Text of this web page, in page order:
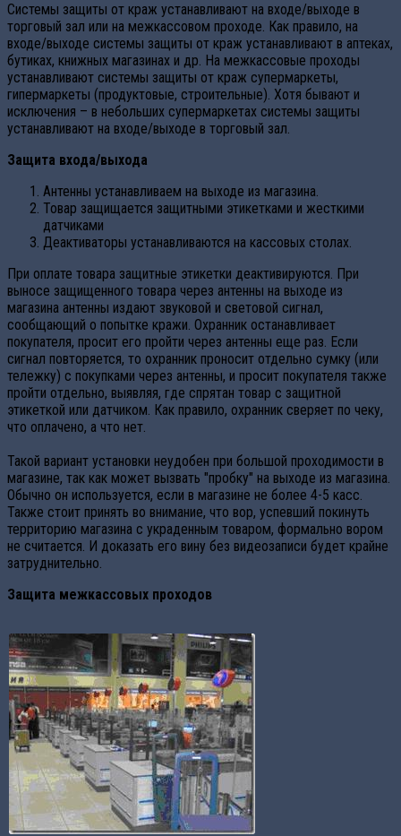
Системы защиты от краж устанавливают на входе/выходе в
торговый зал или на межкассовом проходе. Как правило, на
входе/выходе системы защиты от краж устанавливают в аптеках,
бутиках, книжных магазинах и др. На межкассовые проходы
устанавливают системы защиты от краж супермаркеты,
гипермаркеты (продуктовые, строительные). Хотя бывают и
исключения – в небольших супермаркетах системы защиты
устанавливают на входе/выходе в торговый зал.
Защита входа/выхода
Антенны устанавливаем на выходе из магазина.
Товар защищается защитными этикетками и жесткими
датчиками
Деактиваторы устанавливаются на кассовых столах.
При оплате товара защитные этикетки деактивируются. При
выносе защищенного товара через антенны на выходе из
магазина антенны издают звуковой и световой сигнал,
сообщающий о попытке кражи. Охранник останавливает
покупателя, просит его пройти через антенны еще раз. Если
сигнал повторяется, то охранник проносит отдельно сумку (или
тележку) с покупками через антенны, и просит покупателя также
пройти отдельно, выявляя, где спрятан товар с защитной
этикеткой или датчиком. Как правило, охранник сверяет по чеку,
что оплачено, а что нет.
Такой вариант установки неудобен при большой проходимости в
магазине, так как может вызвать "пробку" на выходе из магазина.
Обычно он используется, если в магазине не более 4-5 касс.
Также стоит принять во внимание, что вор, успевший покинуть
территорию магазина с украденным товаром, формально вором
не считается. И доказать его вину без видеозаписи будет крайне
затруднительно.
Защита межкассовых проходов